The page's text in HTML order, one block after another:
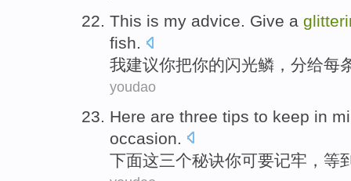
This is my advice. Give a
fish.
我建议你把你的闪光鳞 ，分给每
youdao
Here are three tips to keep in
occasion
下面这三个秘诀你可要记牢 ，等